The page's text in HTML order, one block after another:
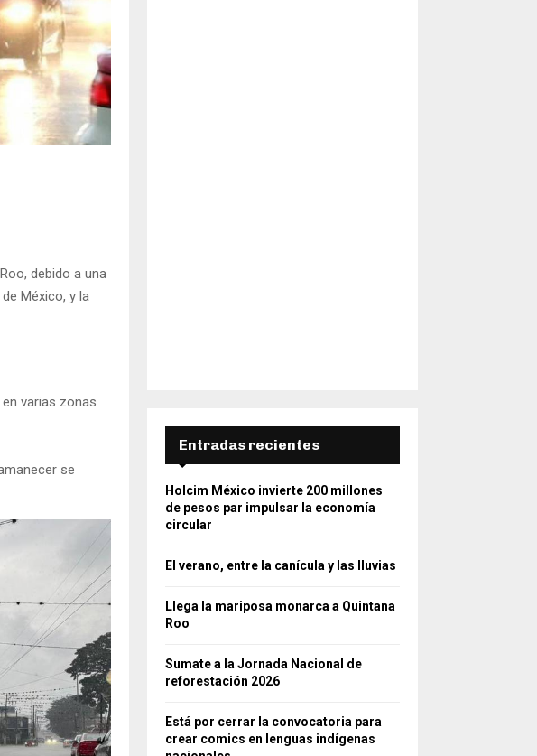
debido a una
México, y la
varias zonas
se
Entradas recientes
Holcim México invierte 200 millones
de pesos par impulsar la economía
circular
El verano, entre la canícula y las lluvias
Llega la mariposa monarca a Quintana
Roo
Sumate a la Jornada Nacional de
reforestación 2026
Está por cerrar la convocatoria para
crear comics en lenguas indígenas